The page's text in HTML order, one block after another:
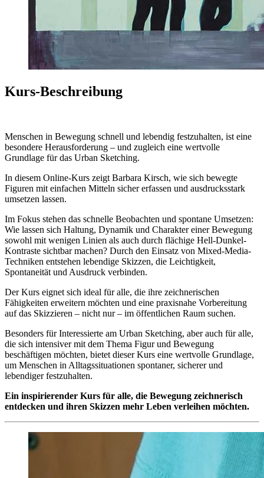
Kurs-Beschreibung
Menschen in Bewegung schnell und lebendig festzuhalten, ist eine
besondere Herausforderung – und zugleich eine wertvolle
Grundlage für das Urban Sketching.
In diesem Online-Kurs zeigt Barbara Kirsch, wie sich bewegte
Figuren mit einfachen Mitteln sicher erfassen und ausdrucksstark
umsetzen lassen.
Im Fokus stehen das schnelle Beobachten und spontane Umsetzen:
Wie lassen sich Haltung, Dynamik und Charakter einer Bewegung
sowohl mit wenigen Linien als auch durch flächige Hell-Dunkel-
Kontraste sichtbar machen? Durch den Einsatz von Mixed-Media-
Techniken entstehen lebendige Skizzen, die Leichtigkeit,
Spontaneität und Ausdruck verbinden.
Der Kurs eignet sich ideal für alle, die ihre zeichnerischen
Fähigkeiten erweitern möchten und eine praxisnahe Vorbereitung
auf das Skizzieren – nicht nur – im öffentlichen Raum suchen.
Besonders für Interessierte am Urban Sketching, aber auch für alle,
die sich intensiver mit dem Thema Figur und Bewegung
beschäftigen möchten, bietet dieser Kurs eine wertvolle Grundlage,
um Menschen in Alltagssituationen spontaner, sicherer und
lebendiger festzuhalten.
Ein inspirierender Kurs für alle, die Bewegung zeichnerisch
entdecken und ihren Skizzen mehr Leben verleihen möchten.